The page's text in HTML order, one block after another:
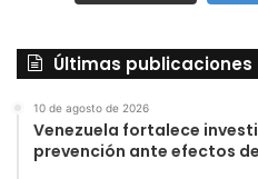
Últimas publicaciones
10 de agosto de 2026
Venezuela fortalece
prevención ante efectos